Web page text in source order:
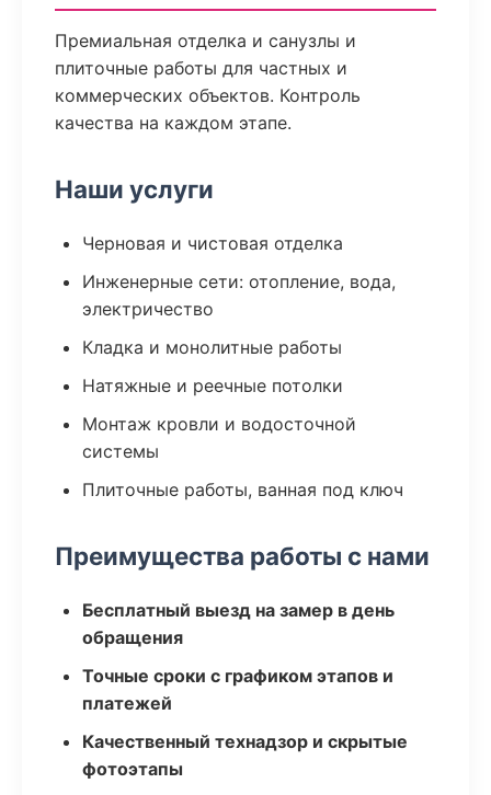
Премиальная отделка и санузлы и
плиточные работы для частных и
коммерческих объектов. Контроль
качества на каждом этапе.
Наши услуги
Черновая и чистовая отделка
Инженерные сети: отопление, вода,
электричество
Кладка и монолитные работы
Натяжные и реечные потолки
Монтаж кровли и водосточной
системы
Плиточные работы, ванная под ключ
Преимущества работы с нами
Бесплатный выезд на замер в день
обращения
Точные сроки с графиком этапов и
платежей
Качественный технадзор и скрытые
фотоэтапы